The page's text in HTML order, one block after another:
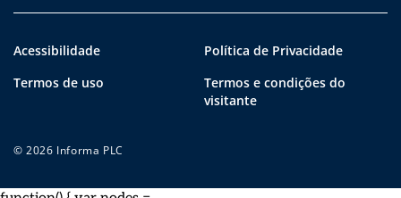
Acessibilidade
Política de Privacidade
Termos de uso
Termos e condições do
visitante
© 2026 Informa PLC